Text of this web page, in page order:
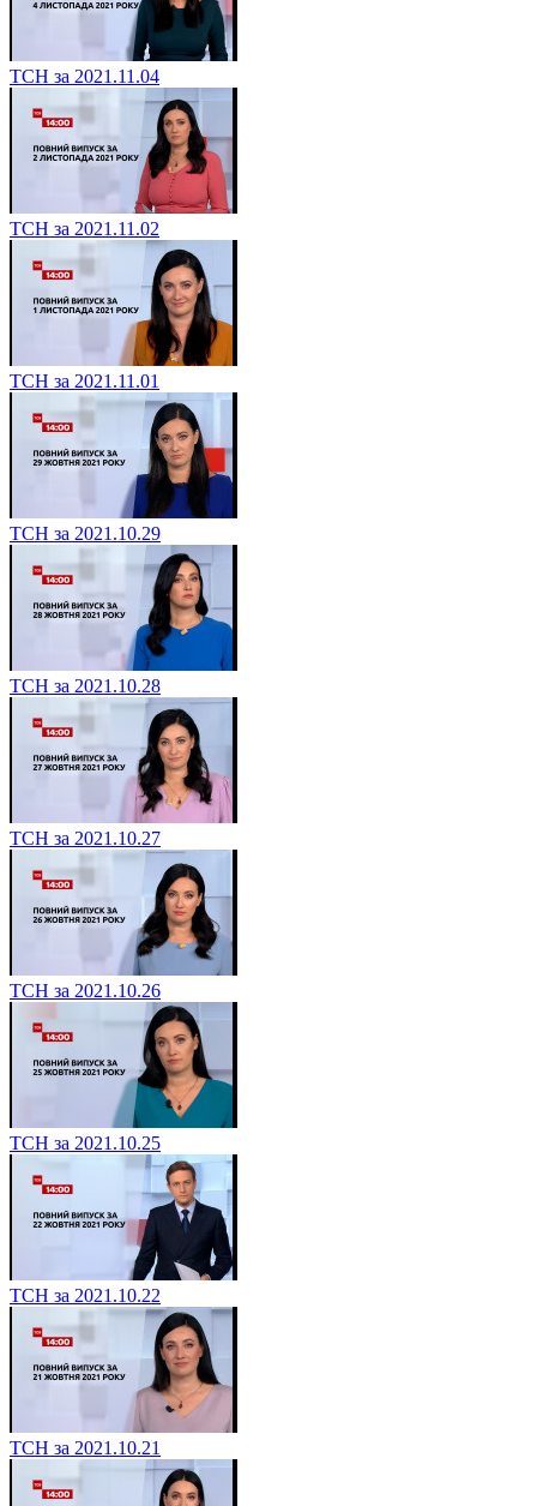
ТСН за 2021.11.04
ТСН за 2021.11.02
ТСН за 2021.11.01
ТСН за 2021.10.29
ТСН за 2021.10.28
ТСН за 2021.10.27
ТСН за 2021.10.26
ТСН за 2021.10.25
ТСН за 2021.10.22
ТСН за 2021.10.21